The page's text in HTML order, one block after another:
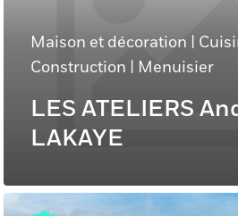
Maison et décoration |
Construction | Menuisier
LES ATELIERS
LAKAYE